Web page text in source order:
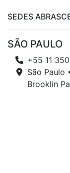
SEDES
SÃO PAULO
+55 11
São Paulo
Brooklin